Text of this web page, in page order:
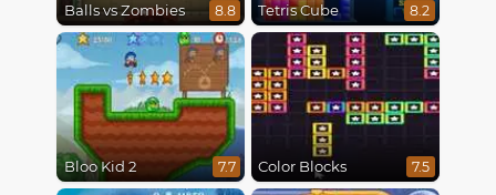
Balls vs Zombies 8.8 Tetris Cube 8.2
Bloo Kid 2 7.7 Color Blocks 7.5